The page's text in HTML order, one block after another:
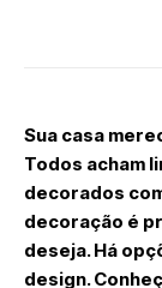
Sua casa
Todos acham
decorados
decoração é
deseja. Há
design.